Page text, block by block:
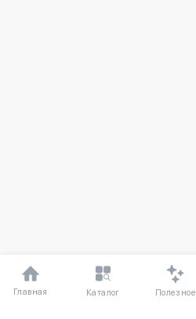
Главная Каталог Полезное